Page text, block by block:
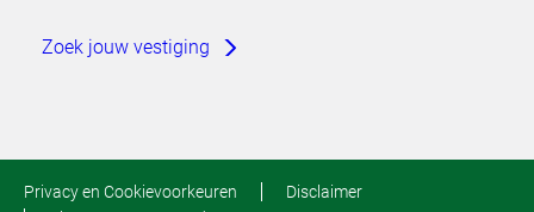
Zoek jouw vestiging
Privacy en Cookievoorkeuren
Disclaimer